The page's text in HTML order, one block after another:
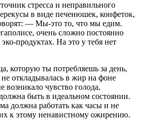
стресса и неправильного
в виде печенюшек, конфеток,
— Мы-это то, что мы едим.
очень сложно постоянно
продуктах. На это у тебя нет
которую ты потребляешь за день,
откладывалась в жир на фоне
возникало чувство голода,
быть в идеальном состоянии.
должна работать как часы и не
к этому ненавистному ожирению.